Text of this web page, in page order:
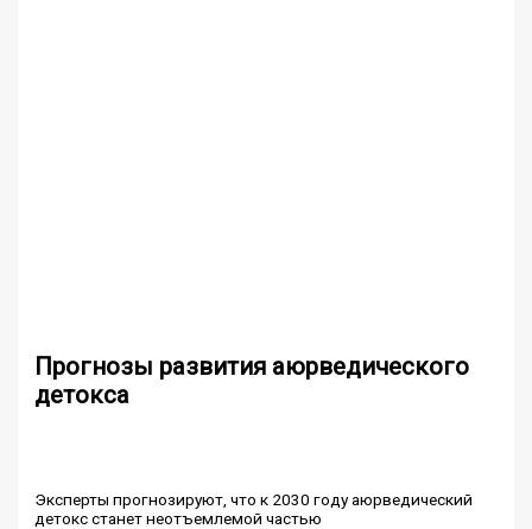
Прогнозы развития аюрведического
детокса
Эксперты прогнозируют, что к 2030 году аюрведический
детокс станет неотъемлемой частью